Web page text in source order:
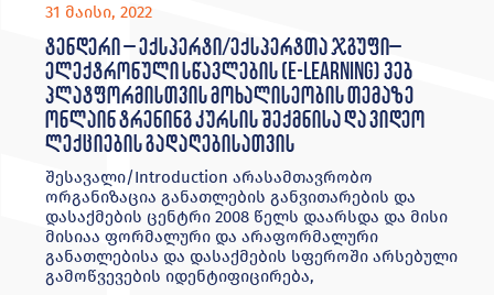
31 მაისი, 2022
ტენდერი – ექსპერტი/ექსპერტთა ჯგუფი–
ელექტრონული სწავლების (E-Learning) ვებ
პლატფორმისთვის მოხალისეობის თემაზე
ონლაინ ტრენინგ კურსის შექმნისა და ვიდეო
ლექციების გადაღებისათვის
შესავალი/Introduction არასამთავრობო
ორგანიზაცია განათლების განვითარების და
დასაქმების ცენტრი 2008 წელს დაარსდა და მისი
მისიაა ფორმალური და არაფორმალური
განათლებისა და დასაქმების სფეროში არსებული
გამოწვევების იდენტიფიცირება,